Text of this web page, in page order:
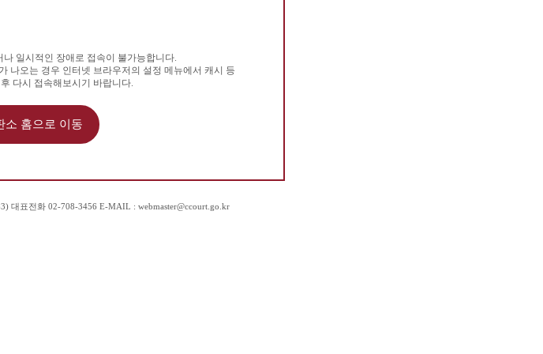
일시적인 장애로 접속이 불가능합니다.
나오는 경우 인터넷 브라우저의 설정 메뉴에서 캐시 등
다시 접속해보시기 바랍니다.
소 홈으로 이동
대표전화 02-708-3456 E-MAIL : webmaster@ccourt.go.kr